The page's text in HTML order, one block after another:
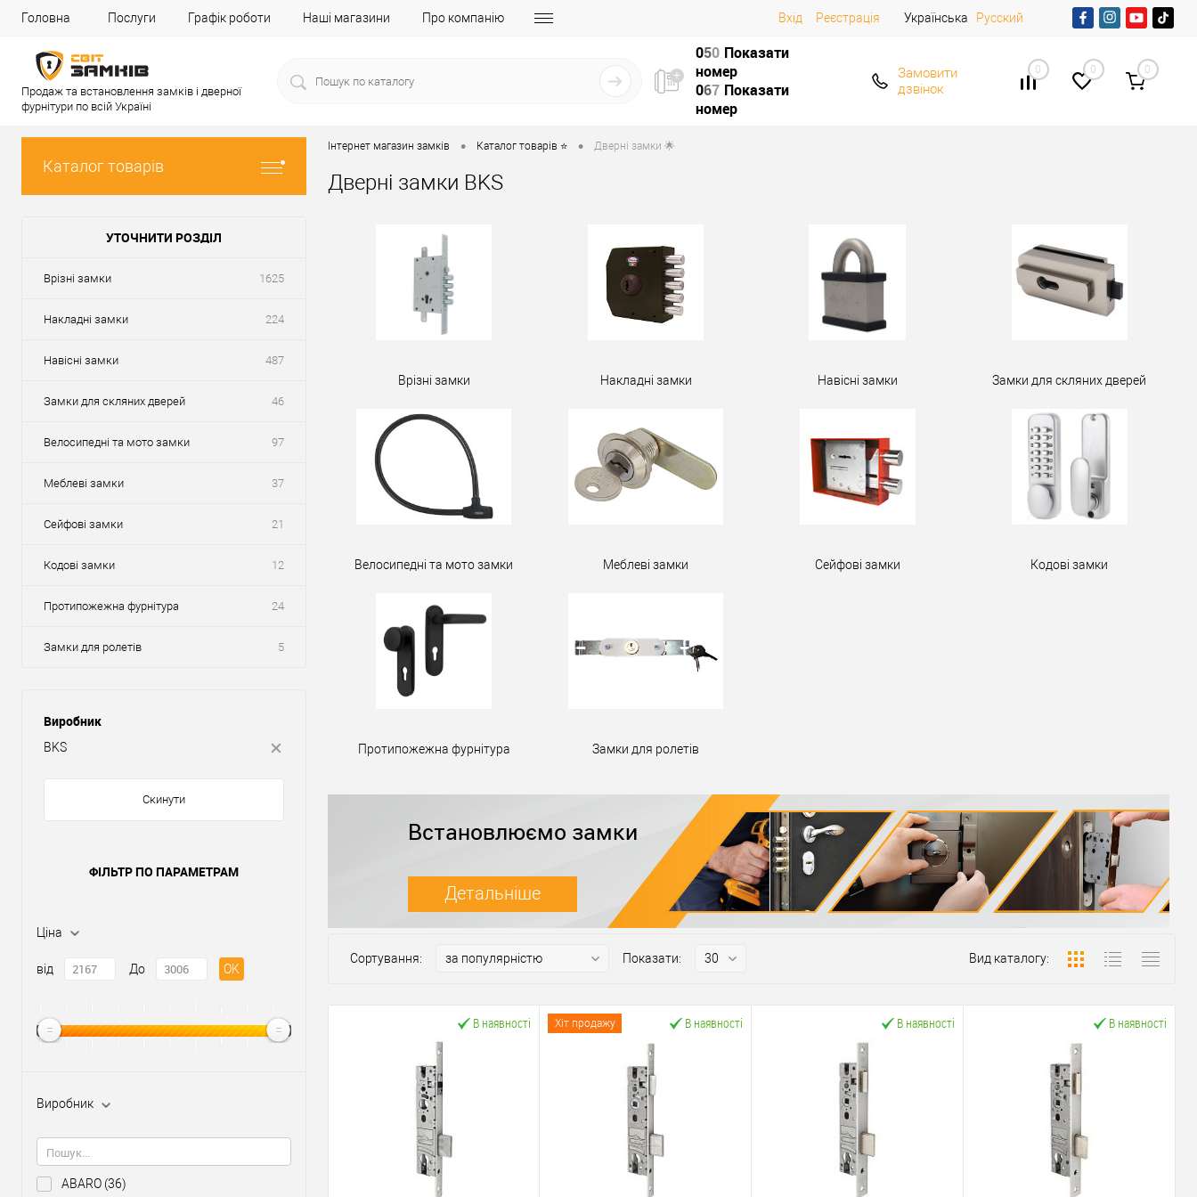
Головна Послуги Графік роботи Наші магазини Про компанію Вхід Реєстрація Українська Русский
Продаж та встановлення замків і дверної
фурнітури по всій Україні
050 Показати
номер
067 Показати
номер
Замовити
дзвінок
0 0 0
Каталог товарів
УТОЧНИТИ РОЗДІЛ
Врізні замки 1625
Накладні замки 224
Навісні замки 487
Замки для скляних дверей 46
Велосипедні та мото замки 97
Меблеві замки 37
Сейфові замки 21
Кодові замки 12
Протипожежна фурнітура 24
Замки для ролетів 5
Виробник
BKS
Скинути
ФІЛЬТР ПО ПАРАМЕТРАМ
Ціна
від До OK
Виробник
ABARO (36)
Інтернет магазин замків • Каталог товарів ⭐ • Дверні замки 🌟
Дверні замки BKS
Врізні замки Накладні замки Навісні замки Замки для скляних дверей
Велосипедні та мото замки Меблеві замки Сейфові замки Кодові замки
Протипожежна фурнітура Замки для ролетів
Встановлюємо замки
Детальніше
Сортування: Показати: Вид каталогу:
В наявності Хіт продажу В наявності В наявності В наявності